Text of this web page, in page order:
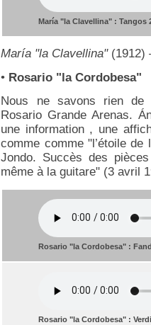
María "la Clavellina" : Tangos
María "la Clavellina"(1912)
• Rosario "la Cordobesa"
Nous ne savons rien de
Rosario Grande Arenas.
une information , une
comme comme "l’étoile
Jondo. Succès des
même à la guitare" (3 avril
Rosario "la Cordobesa" :
Rosario "la Cordobesa" :